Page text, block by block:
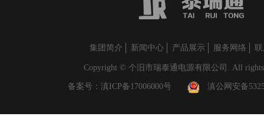
集团简介 新闻中心 产品展示 服务网络
Copyright © 个旧市瑞泰通电源有限公司. All rights
备案号： 滇ICP备17006000号 滇公网安备